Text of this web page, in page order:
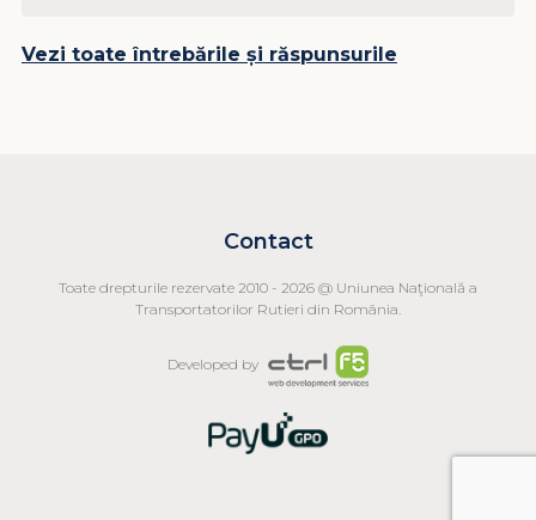
Vezi toate întrebările și răspunsurile
Contact
Toate drepturile rezervate 2010 - 2026 @ Uniunea Naţională a
Transportatorilor Rutieri din România.
Developed by